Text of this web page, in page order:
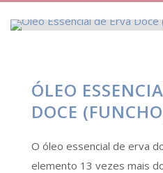
ÓLEO
DOCE
O óleo essencial de erva
elemento 13 vezes mais